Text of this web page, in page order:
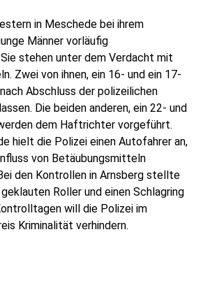
in Meschede bei ihrem
Männer vorläufig
stehen unter dem Verdacht mit
Zwei von ihnen, ein 16- und ein 17-
Abschluss der polizeilichen
Die beiden anderen, ein 22- und
dem Haftrichter vorgeführt.
hielt die Polizei einen Autofahrer an,
von Betäubungsmitteln
den Kontrollen in Arnsberg stellte
Roller und einen Schlagring
will die Polizei im
Kriminalität verhindern.